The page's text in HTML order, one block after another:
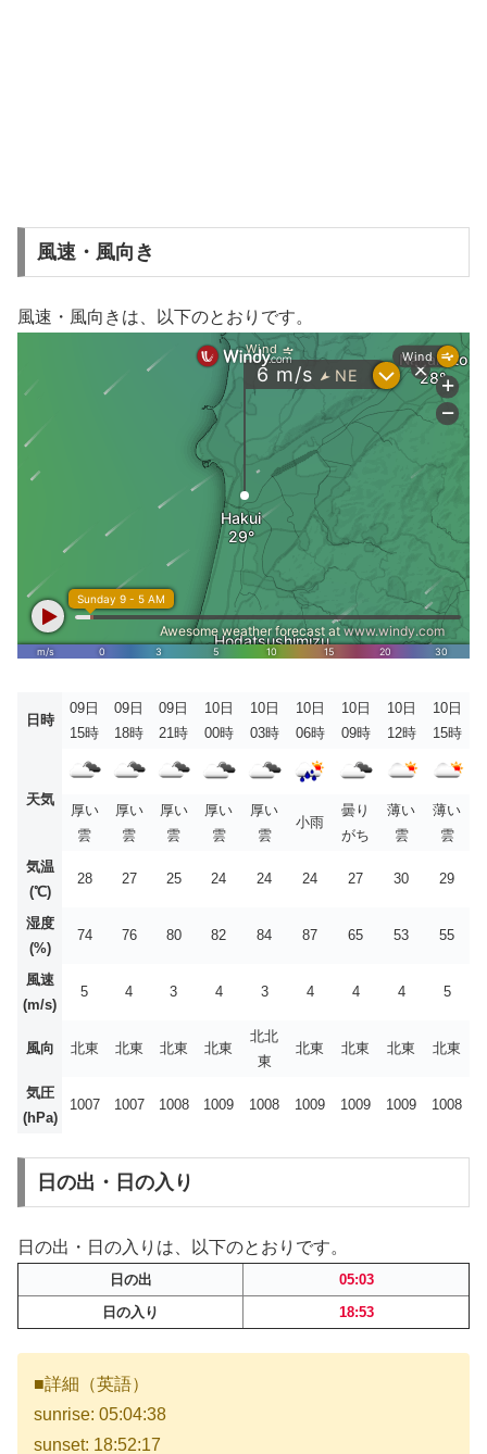
風速・風向き
風速・風向きは、以下のとおりです。
日時
09日
15時
09日
18時
09日
21時
10日
00時
10日
03時
10日
06時
10日
09時
10日
12時
10日
15時
天気
厚い
雲
厚い
雲
厚い
雲
厚い
雲
厚い
雲
小雨
曇り
がち
薄い
雲
薄い
雲
気温
(℃)
28 27 25 24 24 24 27 30 29
湿度
(%)
74 76 80 82 84 87 65 53 55
風速
(m/s)
5 4 3 4 3 4 4 4 5
風向 北東 北東 北東 北東
北北
東
北東 北東 北東 北東
気圧
(hPa)
1007 1007 1008 1009 1008 1009 1009 1009 1008
日の出・日の入り
日の出・日の入りは、以下のとおりです。
日の出
05:03
日の入り
18:53
■詳細（英語）
sunrise: 05:04:38
sunset: 18:52:17